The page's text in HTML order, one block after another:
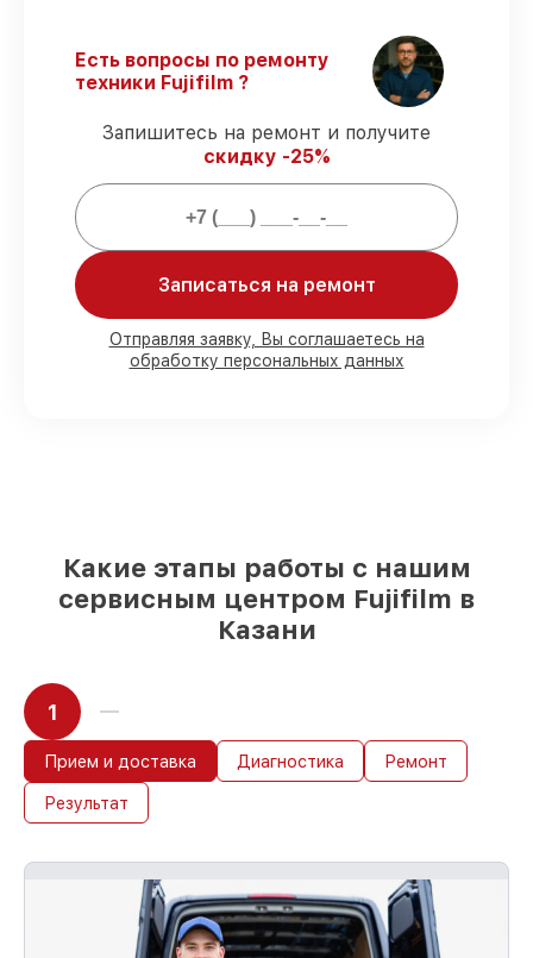
Официальная гарантия–
восстановление с полным гарантийным
Гарантии сервиса на восстановление
фотоаппаратов:
заказов закрываем в присутствии
заказчика
90%
складе, остальное доставляем быстро
Оригинальные комплектующие и
Ответственность за вашу технику
Мы гарантируем аккуратное выполнение
работ. При поломке по нашей
восстановление устройств
талон, мы восстановим устройство
повторно без оплаты и без задержек.
Есть вопросы по ремонту
техники Fujifilm ?
Запишитесь на ремонт и получите
скидку -25%
Записаться на ремонт
Отправляя заявку, Вы соглашаетесь на
обработку персональных данных
Какие этапы работы с нашим
сервисным центром Fujifilm в
Казани
1
Прием и доставка Диагностика Ремонт
Результат